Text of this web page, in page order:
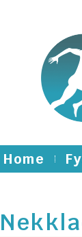
Home